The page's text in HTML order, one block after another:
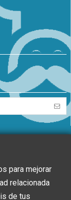
para mejorar
relacionada
de tus